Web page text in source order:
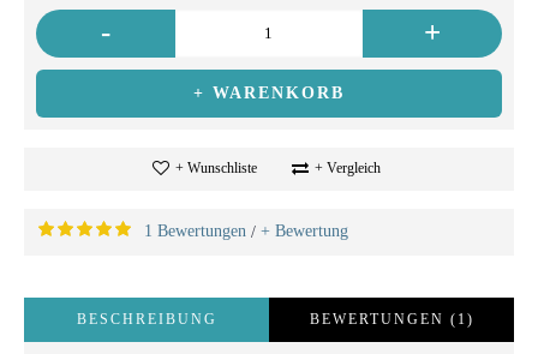
- +
+ WARENKORB
+ Wunschliste + Vergleich
1 Bewertungen / + Bewertung
BESCHREIBUNG BEWERTUNGEN (1)